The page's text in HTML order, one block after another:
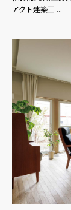
アクト建築工 ...